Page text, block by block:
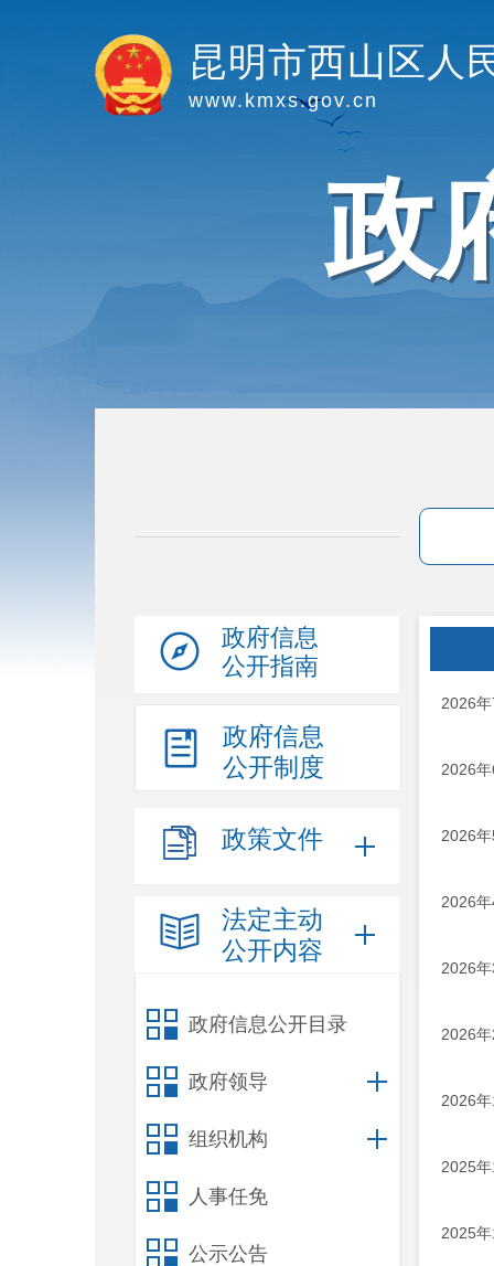
昆明市西山区人
www.kmxs.gov.cn
政
政府信息
公开指南
政府信息
公开制度
政策文件
法定主动
公开内容
政府信息公开目录
政府领导
组织机构
人事任免
公示公告
2026
2026
2026
2026
2026
2026
2026
2025
2025